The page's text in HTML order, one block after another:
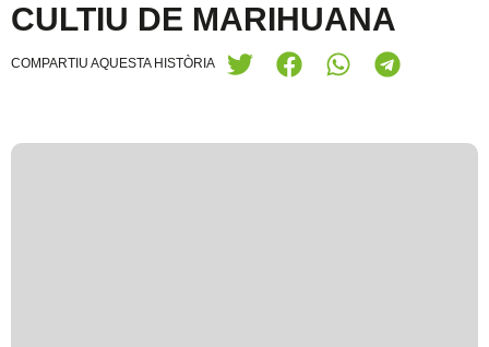
CULTIU DE MARIHUANA
COMPARTIU AQUESTA HISTÒRIA